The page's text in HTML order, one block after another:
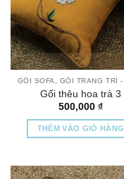
Gối thêu hoa trà 3
500,000 ₫
THÊM VÀO GIỎ HÀNG